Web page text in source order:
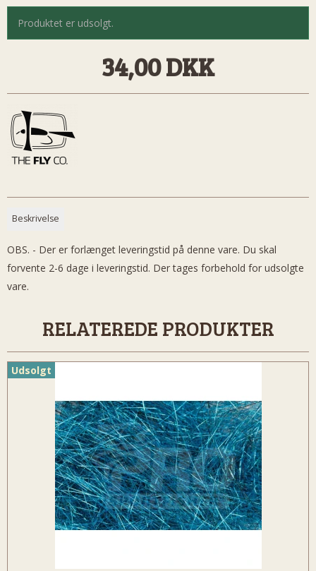
Produktet er udsolgt.
34,00 DKK
Beskrivelse
OBS. - Der er forlænget leveringstid på denne vare. Du skal
forvente 2-6 dage i leveringstid. Der tages forbehold for udsolgte
vare.
RELATEREDE PRODUKTER
Udsolgt